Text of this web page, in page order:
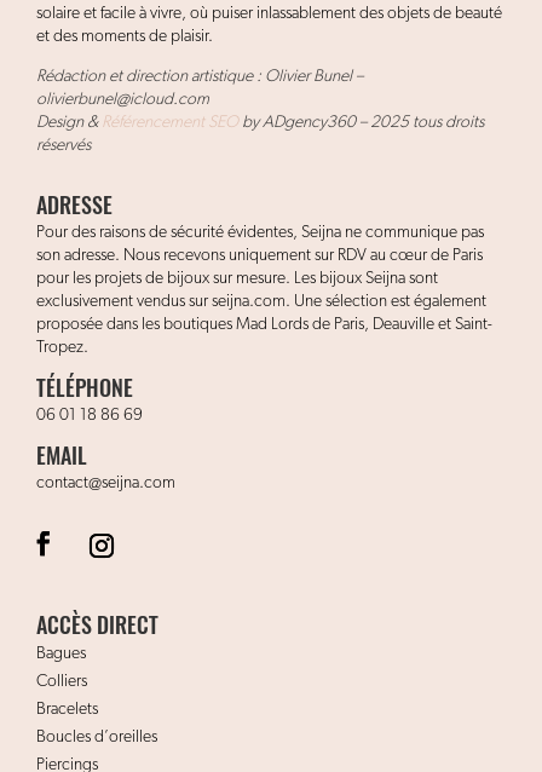
solaire et facile à vivre, où puiser inlassablement des objets de beauté
et des moments de plaisir.
Rédaction et direction artistique : Olivier Bunel –
olivierbunel@icloud.com
Design & Référencement SEOby ADgency360 – 2025 tous droits
réservés
ADRESSE
Pour des raisons de sécurité évidentes, Seijna ne communique pas
son adresse. Nous recevons uniquement sur RDV au cœur de Paris
pour les projets de bijoux sur mesure. Les bijoux Seijna sont
exclusivement vendus sur seijna.com. Une sélection est également
proposée dans les boutiques Mad Lords de Paris, Deauville et Saint-
Tropez.
TÉLÉPHONE
06 01 18 86 69
EMAIL
contact@seijna.com
ACCÈS DIRECT
Bagues
Colliers
Bracelets
Boucles d’oreilles
Piercings